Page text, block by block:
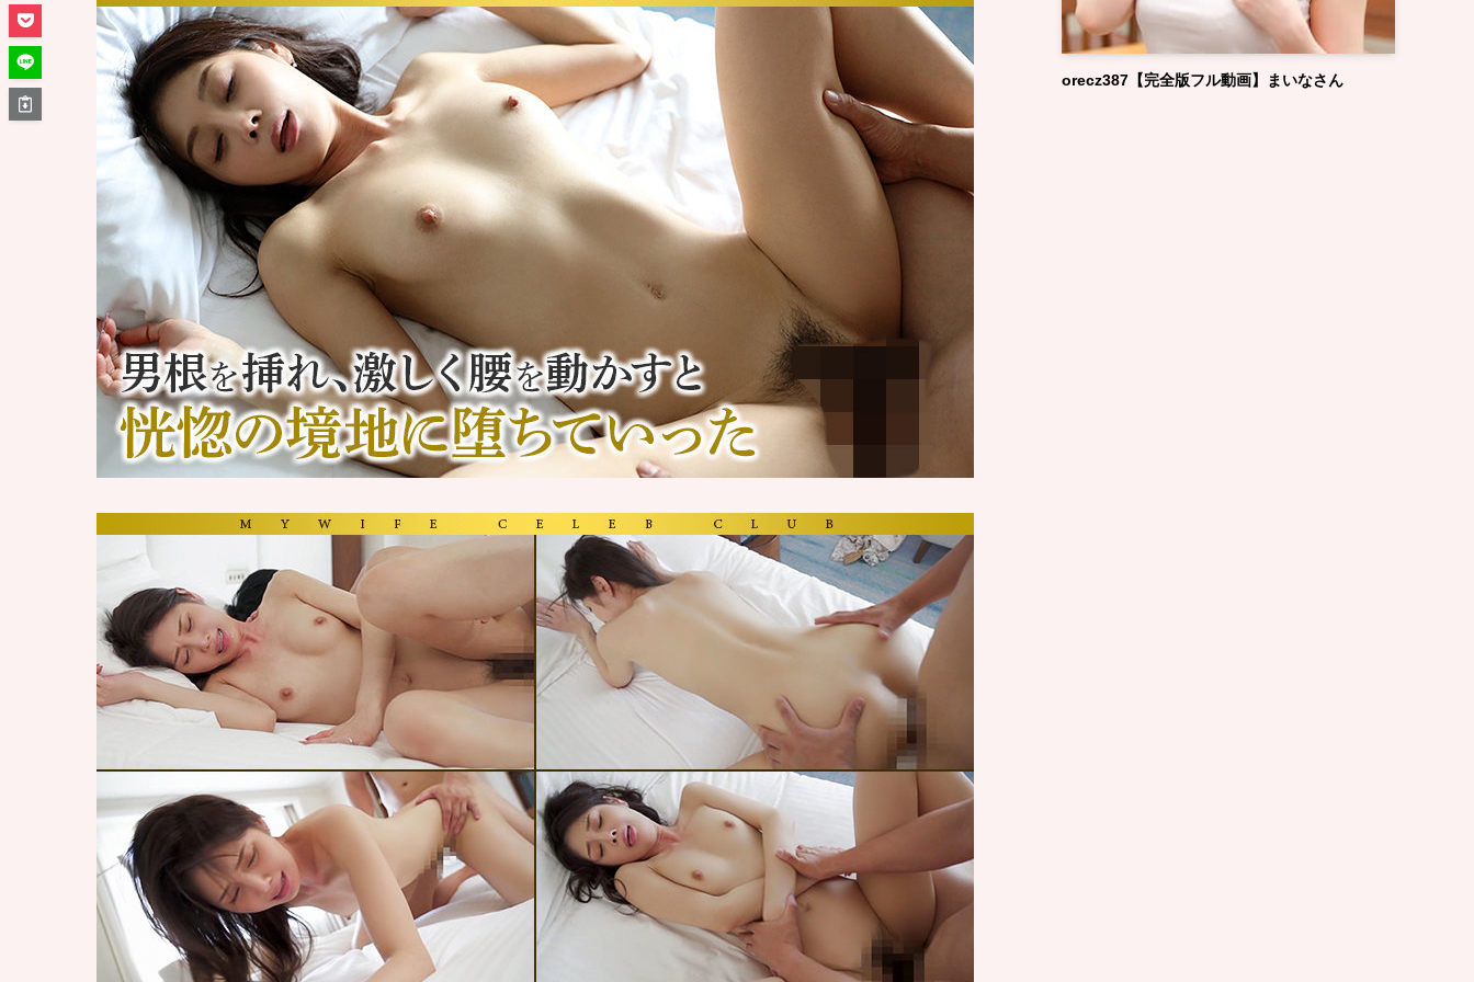
orecz387【完全版フル動画】まいなさん